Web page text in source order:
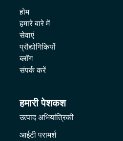
होम
हमारे बारे में
सेवाएं
प्रौद्योगिकियों
ब्लॉग
संपर्क करें
हमारी पेशकश
उत्पाद अभियांत्रिकी
आईटी परामर्श